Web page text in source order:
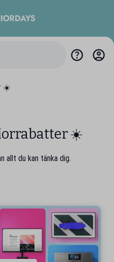
☀️
☀️
allt du kan tänka dig.